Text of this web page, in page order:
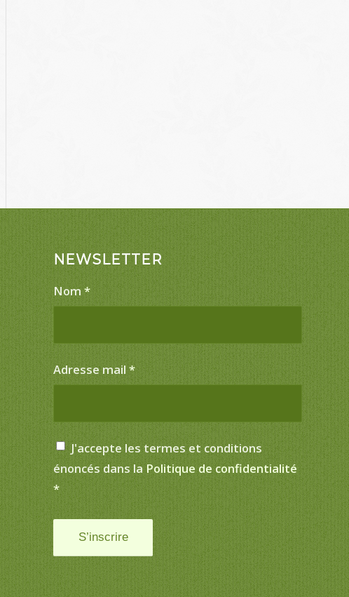
NEWSLETTER
Nom*
Adresse mail*
J'accepte les termes et conditions
énoncés dans la Politique de confidentialité
*